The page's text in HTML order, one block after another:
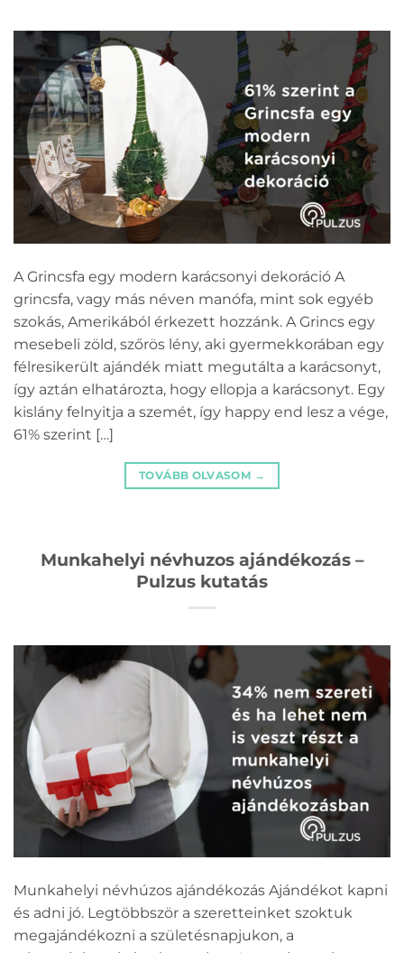
A Grincsfa egy modern karácsonyi dekoráció A
grincsfa, vagy más néven manófa, mint sok egyéb
szokás, Amerikából érkezett hozzánk. A Grincs egy
mesebeli zöld, szőrös lény, aki gyermekkorában egy
félresikerült ajándék miatt megutálta a karácsonyt,
így aztán elhatározta, hogy ellopja a karácsonyt. Egy
kislány felnyitja a szemét, így happy end lesz a vége,
61% szerint […]
TOVÁBB OLVASOM →
Munkahelyi névhuzos ajándékozás –
Pulzus kutatás
Munkahelyi névhúzos ajándékozás Ajándékot kapni
és adni jó. Legtöbbször a szeretteinket szoktuk
megajándékozni a születésnapjukon, a